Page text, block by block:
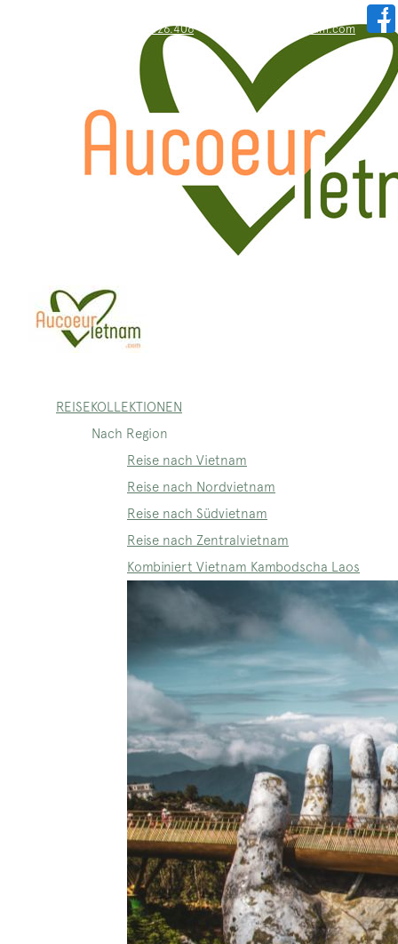
WhatsApp: +84.909.426.406 hallo@aucoeurvietnam.com
REISEKOLLEKTIONEN
Nach Region
Reise nach Vietnam
Reise nach Nordvietnam
Reise nach Südvietnam
Reise nach Zentralvietnam
Kombiniert Vietnam Kambodscha Laos